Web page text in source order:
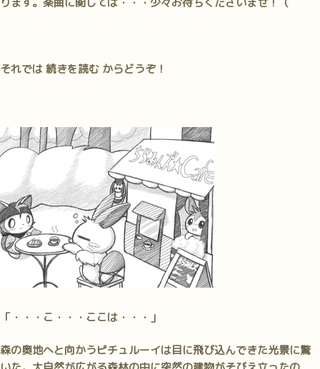
それでは 続きを読む からどうぞ！
「・・・こ・・・ここは・・・」
森の奥地へと向かうピチュルーイは目に飛び込んできた光景に驚